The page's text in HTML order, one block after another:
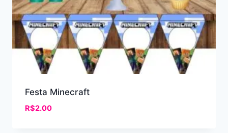
Festa Minecraft
R$2.00